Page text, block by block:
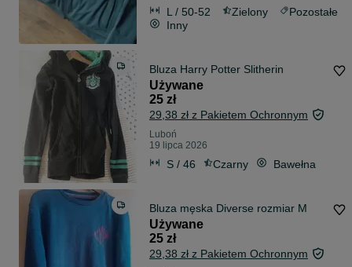
L / 50-52 Zielony
Pozostałe
Inny
Bluza Harry Potter Slitherin
Używane
25 zł
29,38 zł z Pakietem Ochronnym
Luboń
19 lipca 2026
S / 46 Czarny Bawełna
Bluza męska Diverse rozmiar M
Używane
25 zł
29,38 zł z Pakietem Ochronnym